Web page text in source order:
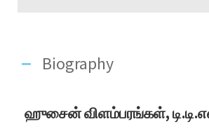
Biography
ஹுசைன் விளம்பரங்கள்,